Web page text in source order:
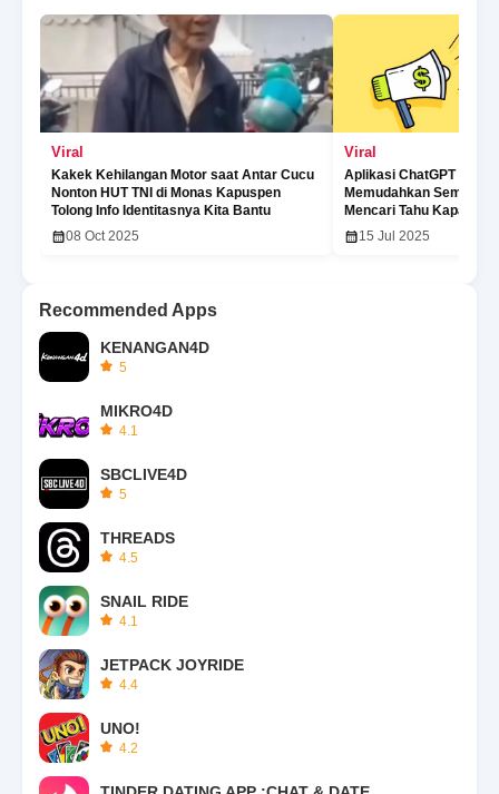
Viral
Kakek Kehilangan Motor saat Antar Cucu
Nonton HUT TNI di Monas Kapuspen
Tolong Info Identitasnya Kita Bantu
08 Oct 2025
Viral
Aplikasi ChatGPT di
Memudahkan Semua
Mencari Tahu Kapan
15 Jul 2025
Recommended Apps
KENANGAN4D
5
MIKRO4D
4.1
SBCLIVE4D
5
THREADS
4.5
SNAIL RIDE
4.1
JETPACK JOYRIDE
4.4
UNO!
4.2